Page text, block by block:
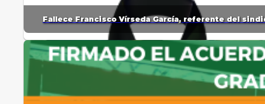
Fallece Francisco Vírseda García, referente del